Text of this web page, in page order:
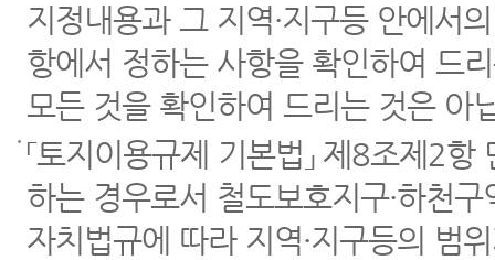
지정내용과 그 지역·지구등 안에서
항에서 정하는 사항을 확인하여 드
모든 것을 확인하여 드리는 것은 아
「토지이용규제 기본법」 제8조제2
하는 경우로서 철도보호지구·하천
자치법규에 따라 지역·지구등의 범